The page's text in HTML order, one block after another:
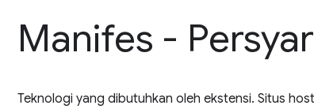
Manifes -
Teknologi yang dibutuhkan oleh ekstensi. Situs